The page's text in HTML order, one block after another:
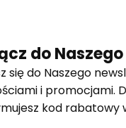
do
się do Naszego
i promocjami.
kod rabatowy